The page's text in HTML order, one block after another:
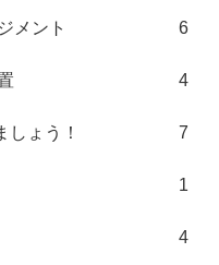
メント 6
4
ょう！ 7
1
4